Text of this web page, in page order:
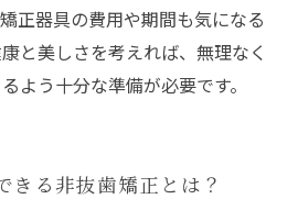
正器具の費用や期間も気になる
と美しさを考えれば、無理なく
よう十分な準備が必要です。
きる非抜歯矯正とは？